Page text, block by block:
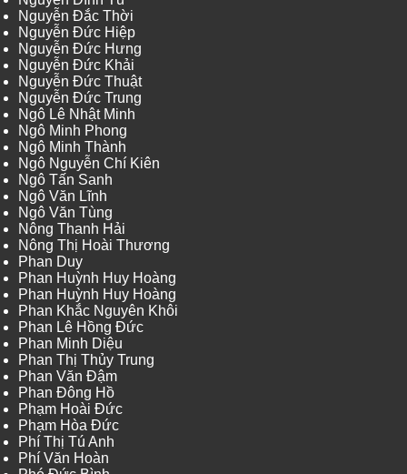
Nguyễn Đắc Thời
Nguyễn Đức Hiệp
Nguyễn Đức Hưng
Nguyễn Đức Khải
Nguyễn Đức Thuật
Nguyễn Đức Trung
Ngô Lê Nhật Minh
Ngô Minh Phong
Ngô Minh Thành
Ngô Nguyễn Chí Kiên
Ngô Tấn Sanh
Ngô Văn Lĩnh
Ngô Văn Tùng
Nông Thanh Hải
Nông Thị Hoài Thương
Phan Duy
Phan Huỳnh Huy Hoàng
Phan Huỳnh Huy Hoàng
Phan Khắc Nguyên Khôi
Phan Lê Hồng Đức
Phan Minh Diệu
Phan Thị Thủy Trung
Phan Văn Đậm
Phan Đông Hồ
Phạm Hoài Đức
Phạm Hòa Đức
Phí Thị Tú Anh
Phí Văn Hoàn